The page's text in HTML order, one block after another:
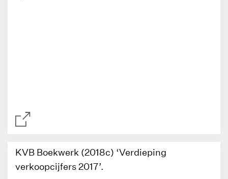
KVB Boekwerk (2018c) ‘Verdieping
verkoopcijfers 2017’.